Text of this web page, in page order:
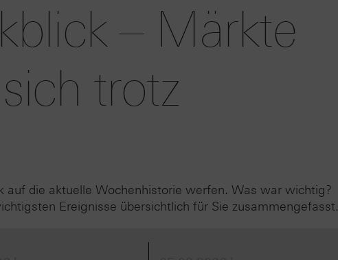
– Märkte
trotz
die aktuelle Wochenhistorie werfen. Was war wichtig?
Ereignisse übersichtlich für Sie zusammengefasst.